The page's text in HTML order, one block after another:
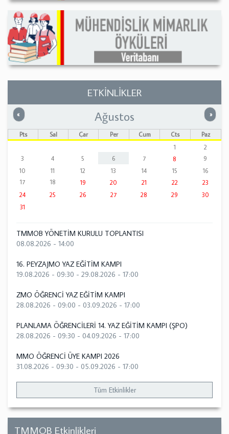
ETKİNLİKLER
« Önceki »
Ağustos
Pts Sal Çar Per Cum Cts
Paz
1
2
3
4 5 6 7 8
9
10
11 12 13 14 15
16
17
18 19 20 21 22
23
24
25 26 27 28 29
30
31
TMMOB YÖNETİM KURULU TOPLANTISI
08.08.2026 - 14:00
16. PEYZAJMO YAZ EĞİTİM KAMPI
19.08.2026 - 09:30 - 29.08.2026 - 17:00
ZMO ÖĞRENCİ YAZ EĞİTİM KAMPI
28.08.2026 - 09:00 - 03.09.2026 - 17:00
PLANLAMA ÖĞRENCİLERİ 14. YAZ EĞİTİM KAMPI (ŞPO)
28.08.2026 - 09:30 - 04.09.2026 - 17:00
MMO ÖĞRENCİ ÜYE KAMPI 2026
31.08.2026 - 09:30 - 05.09.2026 - 17:00
Tüm Etkinlikler
TMMOB Etkinlikleri